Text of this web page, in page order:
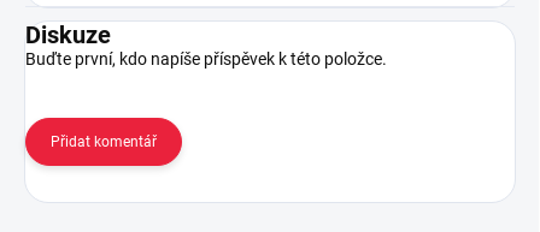
Diskuze
Buďte první, kdo napíše příspěvek k této položce.
Přidat komentář